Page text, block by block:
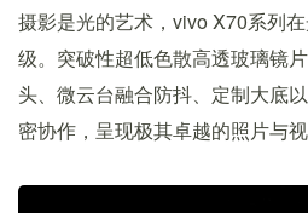
摄影是光的艺术，vivo X70系列
级。突破性超低色散高透玻璃镜
头、微云台融合防抖、定制大底
密协作，呈现极其卓越的照片与视